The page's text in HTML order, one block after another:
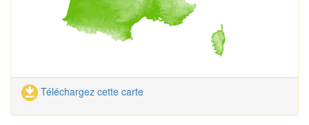
Téléchargez cette carte